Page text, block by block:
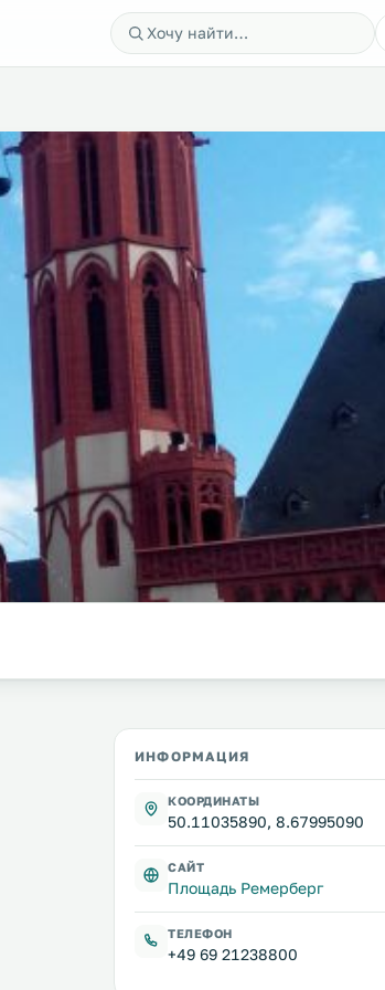
ИНФОРМАЦИЯ
КООРДИНАТЫ
50.11035890, 8.67995090
САЙТ
Площадь Ремерберг
ТЕЛЕФОН
+49 69 21238800